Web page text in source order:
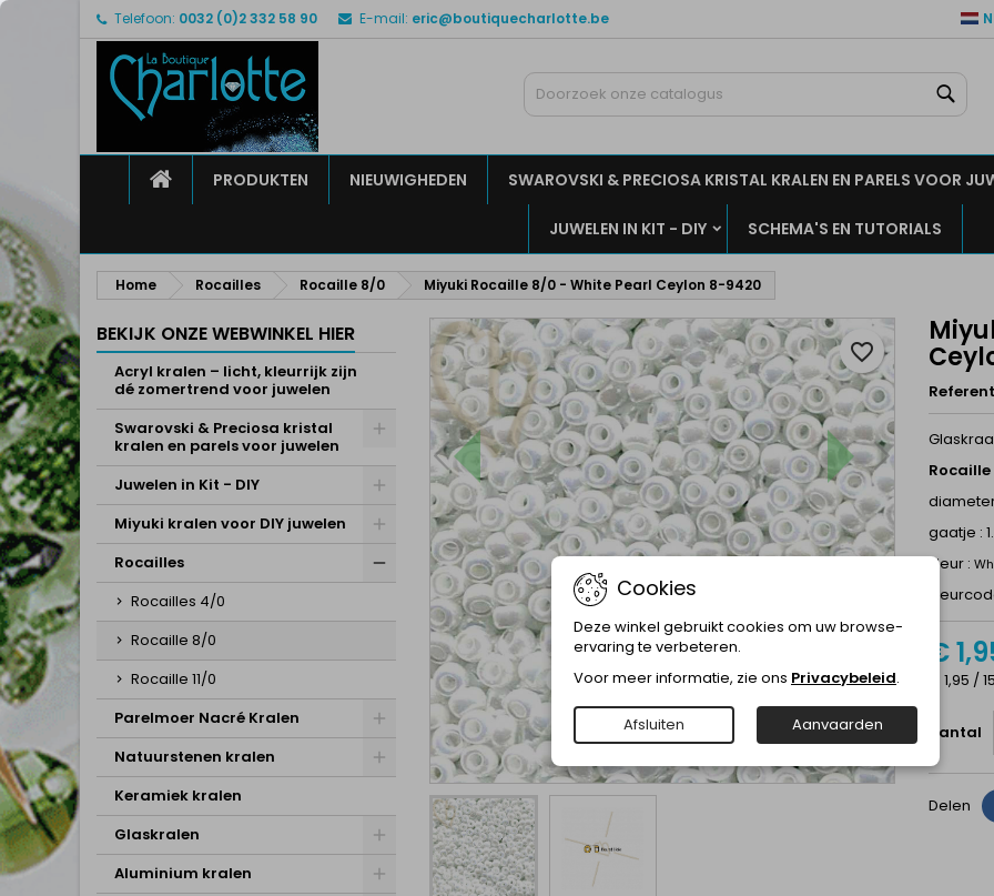
Telefoon: 0032 (0)2 332 58 90 E-mail: eric@boutiquecharlotte.be
HOMEPRODUKTEN NIEUWIGHEDEN SWAROVSKI & PRECIOSA KRISTAL KRALEN EN PARELS VOOR
JUWELEN IN KIT - DIY SCHEMA'S EN TUTORIALS
Home Rocailles Rocaille 8/0 Miyuki Rocaille 8/0 - White Pearl Ceylon 8-9420
BEKIJK ONZE WEBWINKEL HIER
Acryl kralen – licht, kleurrijk zijn
dé zomertrend voor juwelen
Swarovski & Preciosa kristal
kralen en parels voor juwelen
Juwelen in Kit - DIY
Miyuki kralen voor DIY juwelen
Rocailles
Rocailles 4/0
Rocaille 8/0
Rocaille 11/0
Parelmoer Nacré Kralen
Natuurstenen kralen
Keramiek kralen
Glaskralen
Aluminium kralen
gaatje :
kleur :
€
€ 1,95 /
Aantal
favorite_border
Delen
Mijn verlanglijsten
Maak een lijst
Maak een verlanglijst
Inloggen
U moet ingelogd zijn om producten in uw verlanglijst op te slaan.
Annuleren
Cookies
Deze winkel gebruikt cookies om uw browse-
ervaring te verbeteren.
Voor meer informatie, zie ons Privacybeleid.
Afsluiten Aanvaarden